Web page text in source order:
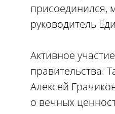
присоединился,
руководитель
Активное
правительства.
Алексей
о вечных